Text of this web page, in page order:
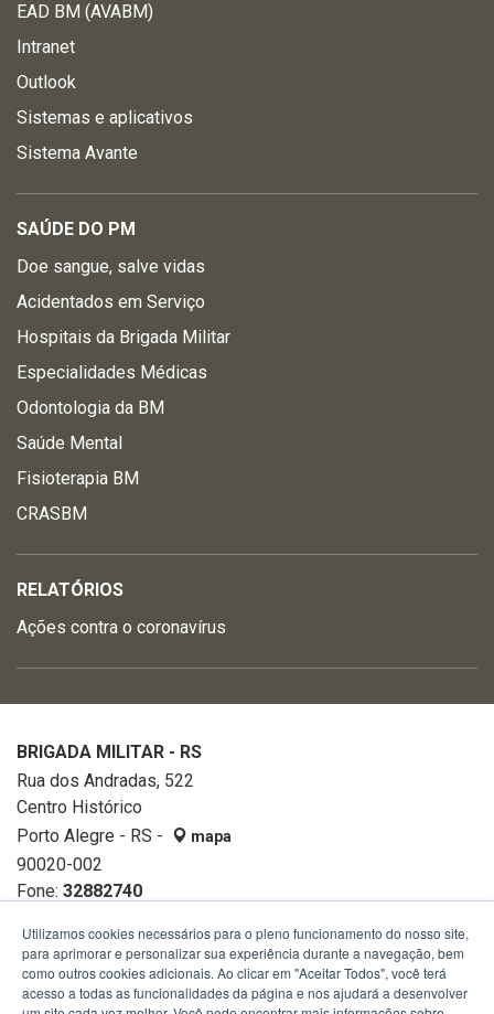
EAD BM (AVABM)
Intranet
Outlook
Sistemas e aplicativos
Sistema Avante
SAÚDE DO PM
Doe sangue, salve vidas
Acidentados em Serviço
Hospitais da Brigada Militar
Especialidades Médicas
Odontologia da BM
Saúde Mental
Fisioterapia BM
CRASBM
RELATÓRIOS
Ações contra o coronavírus
BRIGADA MILITAR - RS
Rua dos Andradas, 522
Centro Histórico
Porto Alegre - RS -
mapa
90020-002
Fone: 32882740
Utilizamos cookies necessários para o pleno funcionamento do nosso site,
para aprimorar e personalizar sua experiência durante a navegação, bem
como outros cookies adicionais. Ao clicar em "Aceitar Todos", você terá
acesso a todas as funcionalidades da página e nos ajudará a desenvolver